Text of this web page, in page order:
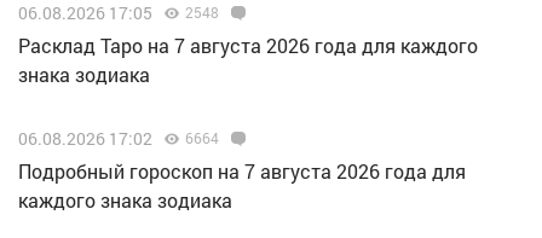
06.08.2026 17:05 2548
Расклад Таро на 7 августа 2026 года для каждого
знака зодиака
06.08.2026 17:02 6664
Подробный гороскоп на 7 августа 2026 года для
каждого знака зодиака